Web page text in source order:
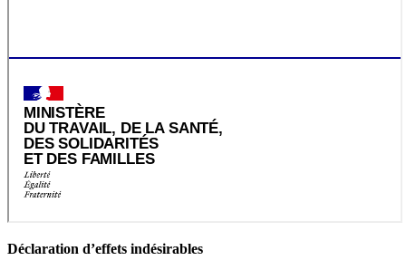
Déclaration d’effets indésirables